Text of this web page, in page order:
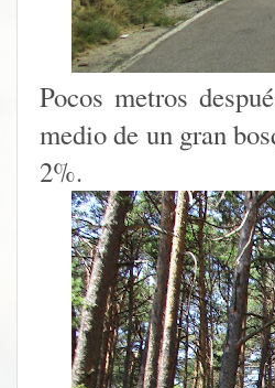
Pocos metros
medio de un gran
2%.